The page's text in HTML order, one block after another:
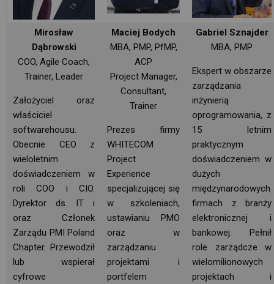
Mirosław
Dąbrowski
COO, Agile Coach,
Trainer, Leader
Założyciel oraz
właściciel
softwarehousu.
Obecnie CEO z
wieloletnim
doświadczeniem w
roli COO i CIO.
Dyrektor ds. IT i
oraz Członek
Zarządu PMI Poland
Chapter. Przewodził
lub wspierał
cyfrowe
Maciej Bodych
MBA, PMP, PfMP,
ACP
Project Manager,
Consultant,
Trainer
Prezes firmy
WHITECOM
Project
Experience
specjalizującej się
w szkoleniach,
ustawianiu PMO
oraz w
zarządzaniu
projektami i
portfelem
Gabriel Sznajder
MBA, PMP
Ekspert w obszarze
zarządzania
inżynierią
oprogramowania, z
15 letnim
praktycznym
doświadczeniem w
dużych
międzynarodowych
firmach z branży
elektronicznej i
bankowej. Pełnił
role zarządcze w
wielomilionowych
projektach i